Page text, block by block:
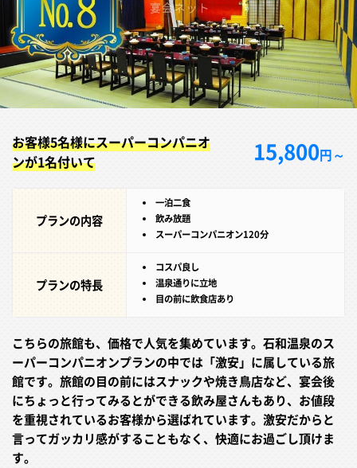
お客様5名様にスーパーコンパニオ
ンが1名付いて
15,800円～
プランの内容
一泊二食
飲み放題
スーパーコンパニオン120分
プランの特長
コスパ良し
温泉通りに立地
目の前に飲食店あり
こちらの旅館も、価格で人気を集めています。石和温泉のス
ーパーコンパニオンプランの中では「激安」に属している旅
館です。旅館の目の前にはスナックや焼き鳥店など、宴会後
にちょっと行ってみるとができる飲み屋さんもあり、お値段
を重視されているお客様から選ばれています。激安だからと
言ってガッカリ感がすることもなく、快適にお過ごし頂けま
す。